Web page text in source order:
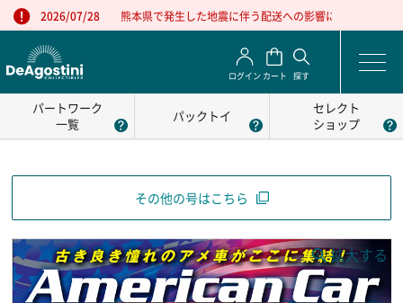
2026/07/28 熊本県で発生した地震に伴う配送への影響について
ログイン カート 探す
パートワーク
一覧
パックトイ
セレクト
ショップ
その他の号はこちら